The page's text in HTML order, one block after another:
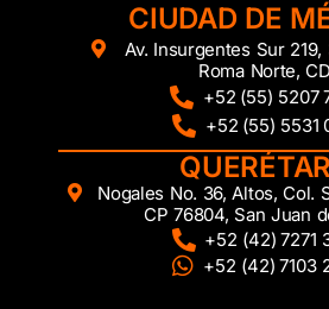
CIUDAD DE
Av. Insurgentes Sur
Roma Norte,
+52 (55) 5207
+52 (55) 5531
Nogales No. 36, Altos, Col.
CP 76804, San Juan
+52 (42) 7271
+52 (42) 7103